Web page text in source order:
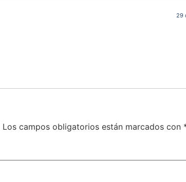
29
Los campos obligatorios están marcados con